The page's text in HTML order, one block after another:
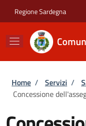
Regione Sardegna
Briciole di
Home / Servizi /
Concessione